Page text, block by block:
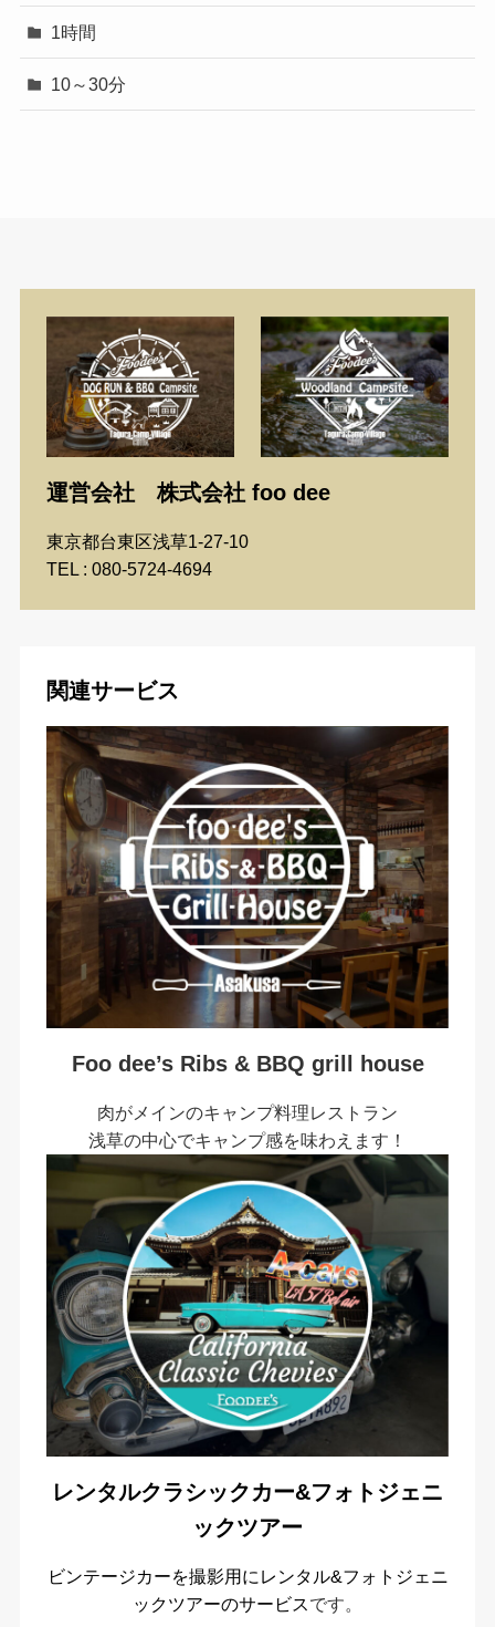
1時間
10～30分
運営会社 株式会社 foo dee
東京都台東区浅草1-27-10
TEL : 080-5724-4694
関連サービス
Foo dee’s Ribs & BBQ grill house
肉がメインのキャンプ料理レストラン
浅草の中心でキャンプ感を味わえます！
レンタルクラシックカー&フォトジェニ
ックツアー
ビンテージカーを撮影用にレンタル&フォトジェニ
ックツアーのサービスです。